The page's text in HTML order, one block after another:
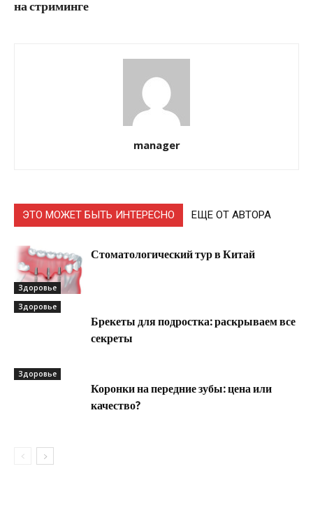
на стриминге
manager
ЭТО МОЖЕТ БЫТЬ ИНТЕРЕСНО ЕЩЕ ОТ АВТОРА
Здоровье
Стоматологический тур в Китай
Здоровье
Брекеты для подростка: раскрываем все
секреты
Здоровье
Коронки на передние зубы: цена или
качество?